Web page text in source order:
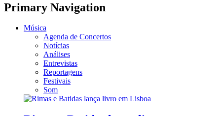
Primary Navigation
Música
Agenda de Concertos
Notícias
Análises
Entrevistas
Reportagens
Festivais
Som